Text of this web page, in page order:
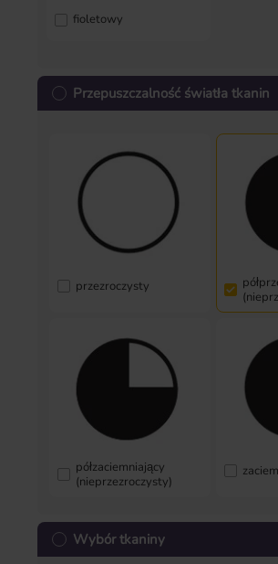
fioletowy
Przepuszczalność światła tkanin
przezroczysty
półzaciemniający
(nieprzezroczysty)
Wybór tkaniny